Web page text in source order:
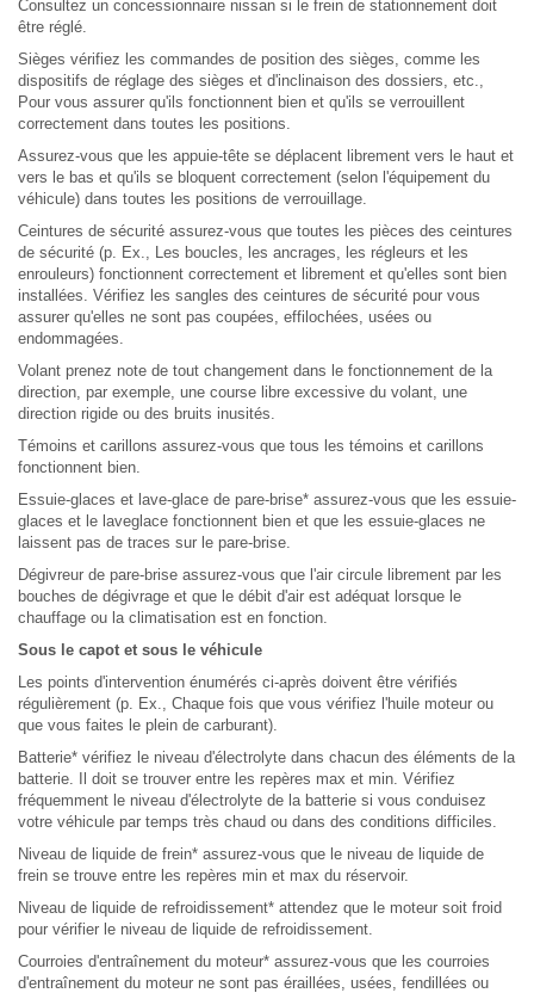
Consultez un concessionnaire nissan si le frein de stationnement doit
être réglé.
Sièges vérifiez les commandes de position des sièges, comme les
dispositifs de réglage des sièges et d'inclinaison des dossiers, etc.,
Pour vous assurer qu'ils fonctionnent bien et qu'ils se verrouillent
correctement dans toutes les positions.
Assurez-vous que les appuie-tête se déplacent librement vers le haut et
vers le bas et qu'ils se bloquent correctement (selon l'équipement du
véhicule) dans toutes les positions de verrouillage.
Ceintures de sécurité assurez-vous que toutes les pièces des ceintures
de sécurité (p. Ex., Les boucles, les ancrages, les régleurs et les
enrouleurs) fonctionnent correctement et librement et qu'elles sont bien
installées. Vérifiez les sangles des ceintures de sécurité pour vous
assurer qu'elles ne sont pas coupées, effilochées, usées ou
endommagées.
Volant prenez note de tout changement dans le fonctionnement de la
direction, par exemple, une course libre excessive du volant, une
direction rigide ou des bruits inusités.
Témoins et carillons assurez-vous que tous les témoins et carillons
fonctionnent bien.
Essuie-glaces et lave-glace de pare-brise* assurez-vous que les essuie-
glaces et le laveglace fonctionnent bien et que les essuie-glaces ne
laissent pas de traces sur le pare-brise.
Dégivreur de pare-brise assurez-vous que l'air circule librement par les
bouches de dégivrage et que le débit d'air est adéquat lorsque le
chauffage ou la climatisation est en fonction.
Sous le capot et sous le véhicule
Les points d'intervention énumérés ci-après doivent être vérifiés
régulièrement (p. Ex., Chaque fois que vous vérifiez l'huile moteur ou
que vous faites le plein de carburant).
Batterie* vérifiez le niveau d'électrolyte dans chacun des éléments de la
batterie. Il doit se trouver entre les repères max et min. Vérifiez
fréquemment le niveau d'électrolyte de la batterie si vous conduisez
votre véhicule par temps très chaud ou dans des conditions difficiles.
Niveau de liquide de frein* assurez-vous que le niveau de liquide de
frein se trouve entre les repères min et max du réservoir.
Niveau de liquide de refroidissement* attendez que le moteur soit froid
pour vérifier le niveau de liquide de refroidissement.
Courroies d'entraînement du moteur* assurez-vous que les courroies
d'entraînement du moteur ne sont pas éraillées, usées, fendillées ou